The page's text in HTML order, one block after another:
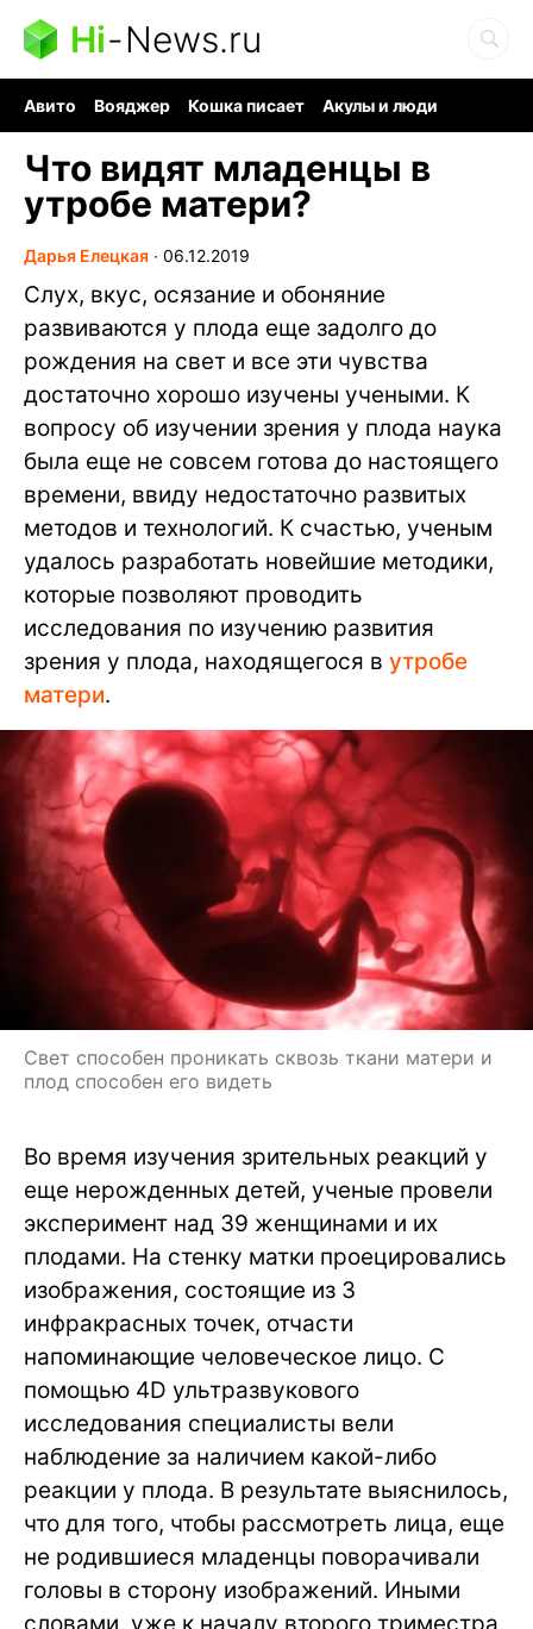
Hi-News.ru
Авито Вояджер Кошка писает
Акулы и люди
Что видят младенцы в
утробе матери?
Дарья Елецкая ∙ 06.12.2019
Слух, вкус, осязание и обоняние
развиваются у плода еще задолго до
рождения на свет и все эти чувства
достаточно хорошо изучены учеными. К
вопросу об изучении зрения у плода наука
была еще не совсем готова до настоящего
времени, ввиду недостаточно развитых
методов и технологий. К счастью, ученым
удалось разработать новейшие методики,
которые позволяют проводить
исследования по изучению развития
зрения у плода, находящегося в утробе
матери.
Свет способен проникать сквозь ткани матери и
плод способен его видеть
Во время изучения зрительных реакций у
еще нерожденных детей, ученые провели
эксперимент над 39 женщинами и их
плодами. На стенку матки проецировались
изображения, состоящие из 3
инфракрасных точек, отчасти
напоминающие человеческое лицо. С
помощью 4D ультразвукового
исследования специалисты вели
наблюдение за наличием какой-либо
реакции у плода. В результате выяснилось,
что для того, чтобы рассмотреть лица, еще
не родившиеся младенцы поворачивали
головы в сторону изображений. Иными